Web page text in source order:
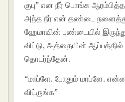
குபு” என நீர் பொங்க
அந்த நீர் என் தண்டை நனைத்து
ஹேமாவின் புண்டையில்
விட்டு, அத்தையின் ஆப்பத்தில்
தொடர்ந்தேன்.
“மாப்ளே. போதும் மாப்ளே.
விட்ருங்க”